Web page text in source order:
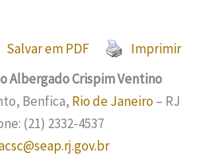
Salvar em PDF
Imprimir
Albergado Crispim Ventino
Benfica, Rio de Janeiro– RJ
(21) 2332-4537